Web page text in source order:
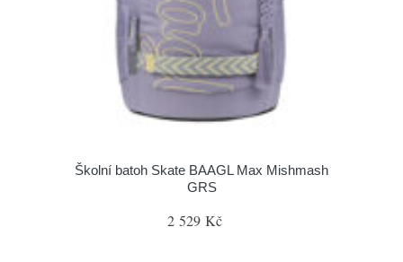
Školní batoh Skate BAAGL Max Mishmash
GRS
2 529 Kč